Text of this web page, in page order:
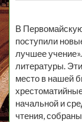
В
поступили
лучшее
литературы.
место в нашей
начальной и
чтения,